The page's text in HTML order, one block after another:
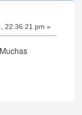
22:36:21 pm »
Muchas